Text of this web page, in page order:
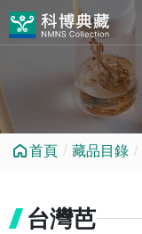
首頁 藏品目錄
台灣芭